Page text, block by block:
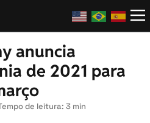
anuncia
de 2021 para
de leitura: 3 min